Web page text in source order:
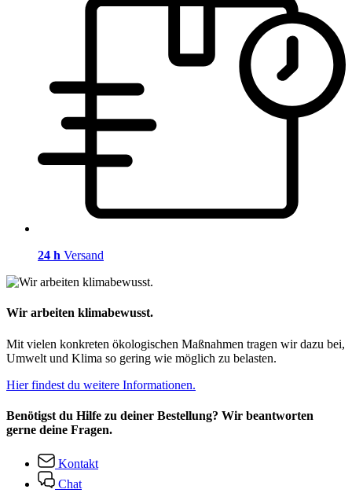
24 h Versand
Wir arbeiten klimabewusst.
Mit vielen konkreten ökologischen Maßnahmen tragen wir dazu bei,
Umwelt und Klima so gering wie möglich zu belasten.
Hier findest du weitere Informationen.
Benötigst du Hilfe zu deiner Bestellung? Wir beantworten
gerne deine Fragen.
Kontakt
Chat